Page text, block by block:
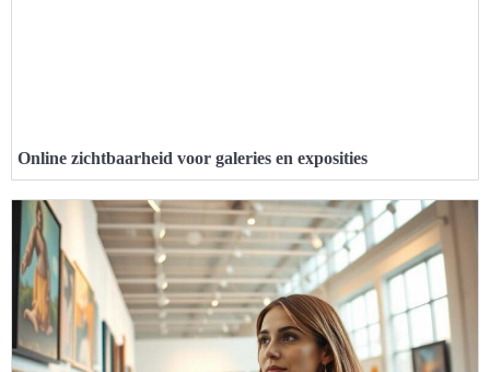
Online zichtbaarheid voor galeries en exposities